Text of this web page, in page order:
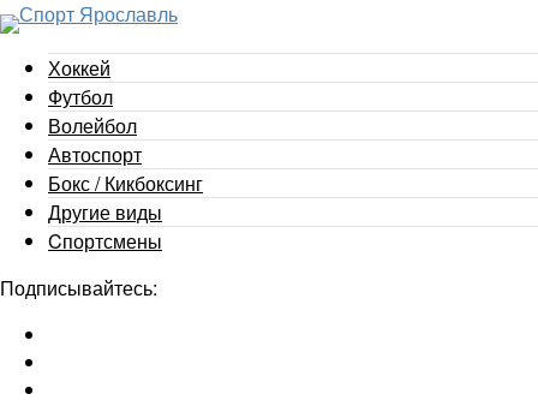
Хоккей
Футбол
Волейбол
Автоспорт
Бокс / Кикбоксинг
Другие виды
Cпортсмены
Подписывайтесь: